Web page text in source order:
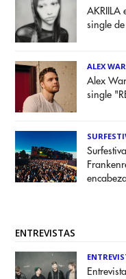
AKRIILA
single
ALEX
Alex
single
ENTREVISTAS